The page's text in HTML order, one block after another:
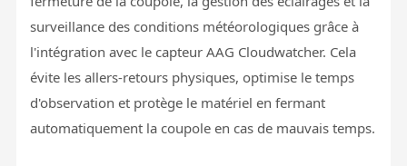
surveillance des conditions météorologiques grâce à
l'intégration avec le capteur AAG Cloudwatcher. Cela
évite les allers-retours physiques, optimise le temps
d'observation et protège le matériel en fermant
automatiquement la coupole en cas de mauvais temps.